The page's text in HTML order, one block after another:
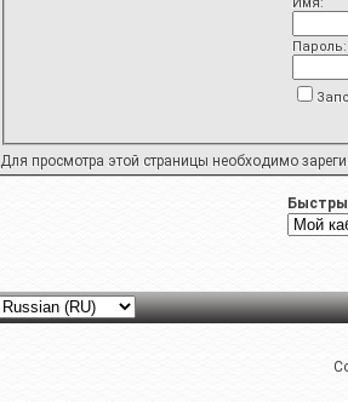
Пароль:
Для просмотра этой страницы необходимо